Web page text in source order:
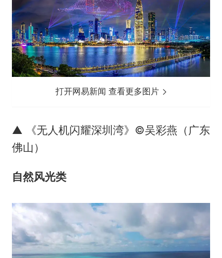
打开网易新闻 查看更多图片
▲ 《无人机闪耀深圳湾》©吴彩燕（广东
佛山）
自然风光类